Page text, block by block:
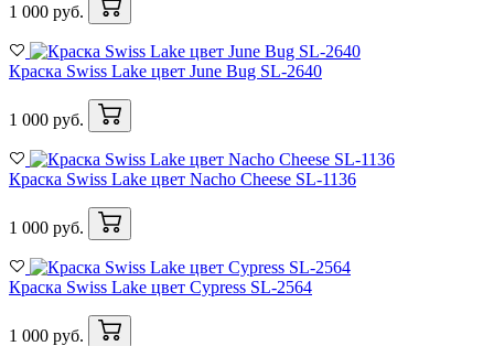
1 000 руб.
Краска Swiss Lake цвет June Bug SL-2640
1 000 руб.
Краска Swiss Lake цвет Nacho Cheese SL-1136
1 000 руб.
Краска Swiss Lake цвет Cypress SL-2564
1 000 руб.